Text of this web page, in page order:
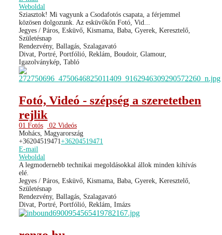
Weboldal
Sziasztok! Mi vagyunk a Csodafotós csapata, a férjemmel
közösen dolgozunk. Az esküvőkőn Fotó, Vid...
Jegyes / Páros, Esküvő, Kismama, Baba, Gyerek, Keresztelő,
Születésnap
Rendezvény, Ballagás, Szalagavató
Divat, Portré, Portfólió, Reklám, Boudoir, Glamour,
Igazolványkép, Tabló
Fotó, Videó - szépség a szeretetben
rejlik
01 Fotós
02 Videós
Mohács, Magyarország
+36204519471 +36204519471
E-mail
Weboldal
A legmodernebb technikai megoldásokkal állok minden kihívás
elé.
Jegyes / Páros, Esküvő, Kismama, Baba, Gyerek, Keresztelő,
Születésnap
Rendezvény, Ballagás, Szalagavató
Divat, Portré, Portfólió, Reklám, Imázs